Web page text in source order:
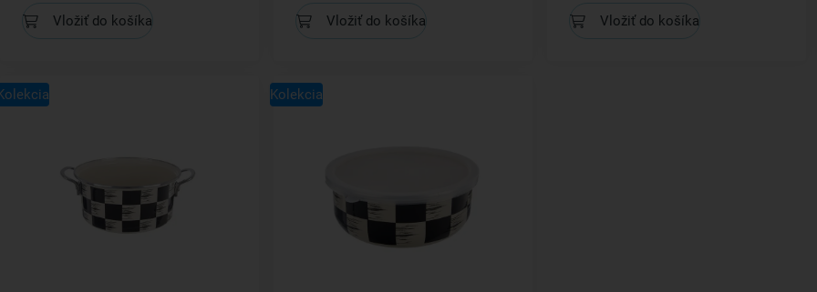
Vložiť do košíka Vložiť do košíka Vložiť do košíka
Kolekcia